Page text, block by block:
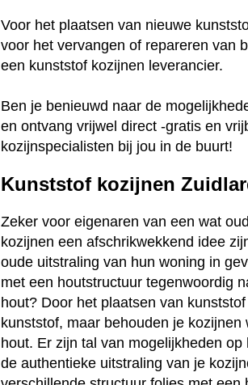
Voor het plaatsen van nieuwe
voor het vervangen of repareren van
een kunststof kozijnen leverancier.
Ben je benieuwd naar de
en ontvang vrijwel direct -gratis en
kozijnspecialisten bij jou in de buurt!
Kunststof kozijnen
Zeker voor eigenaren van een wat
kozijnen een afschrikwekkend idee
oude uitstraling van hun woning in
met een houtstructuur tegenwoordig
hout? Door het plaatsen van
kunststof, maar behouden je
hout. Er zijn tal van mogelijkheden
de authentieke uitstraling van je